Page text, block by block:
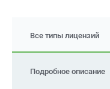
Все типы лицензий
Подробное описание